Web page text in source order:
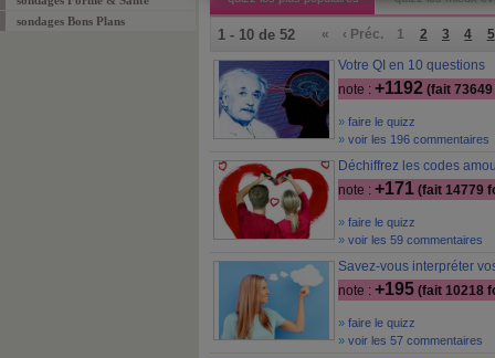
sondages Bons Plans
1 - 10 de 52 « ‹ Préc. 1 2 3 4
5
Votre QI en 10 questions
note : +1192 (fait
» faire le quizz
» voir les 196 commentaires
Déchiffrez les codes
note : +171 (fait 14779
» faire le quizz
» voir les 59 commentaires
Savez-vous interpréter
note : +195 (fait 10218
» faire le quizz
» voir les 57 commentaires